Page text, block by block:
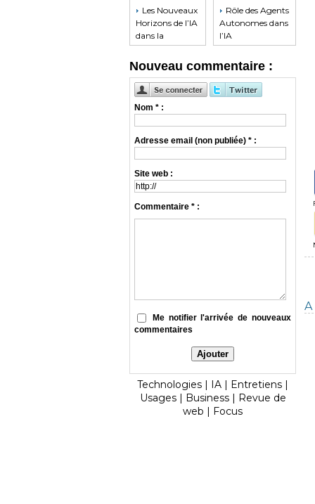
Les Nouveaux
Horizons de l’IA
dans la
Médecine
Rôle des Agents
Autonomes dans
l’IA
Nouveau commentaire :
Nom * :
Adresse email (non publiée) * :
Site web :
Commentaire * :
Me notifier l'arrivée de nouveaux
commentaires
Technologies | IA | Entretiens |
Usages | Business | Revue de
web | Focus